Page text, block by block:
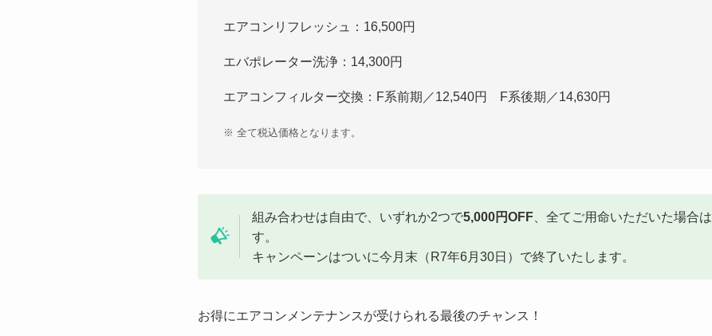
エアコンリフレッシュ：16,500円
エバポレーター洗浄：14,300円
エアコンフィルター交換：F系前期／12,540円 F系後期／14,630円
※ 全て税込価格となります。
組み合わせは自由で、いずれか2つで5,000円OFF 、全てご用命いただいた場合は
す。
キャンペーンはついに今月末（R7年6月30日）で終了いたします。
お得にエアコンメンテナンスが受けられる最後のチャンス！